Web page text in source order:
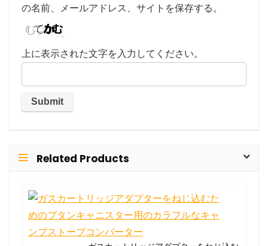
の名前、メールアドレス、サイトを保存する。
上に表示された文字を入力してください。
Related Products